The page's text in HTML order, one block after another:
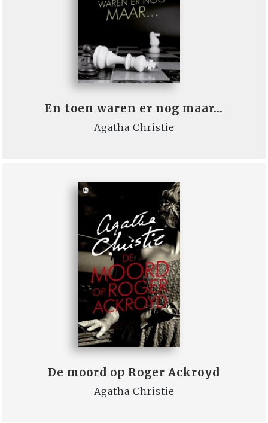
En toen waren er nog maar…
Agatha Christie
De moord op Roger Ackroyd
Agatha Christie